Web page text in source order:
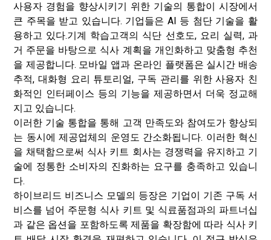
사용자 경험을 향상시키기 위한 기술의 통합이 시장에서
큰 주목을 받고 있습니다. 기업들은 AI 등 첨단 기술을 활
용하고 있다.기계 학습고객의 식단 선호도, 요리 실력, 과
거 주문을 바탕으로 식사 계획을 개인화하고 맞춤형 추천
을 제공합니다. 모바일 앱과 온라인 플랫폼은 실시간 배송
추적, 대화형 요리 튜토리얼, 구독 관리를 위한 사용자 친
화적인 인터페이스 등의 기능을 제공하면서 더욱 정교해
지고 있습니다.
이러한 기술 통합을 통해 고객 만족도와 참여도가 향상되
는 동시에 제공업체의 운영도 간소화됩니다. 이러한 혁신
을 채택함으로써 식사 키트 회사는 경쟁력을 유지하고 기
술에 정통한 소비자의 진화하는 요구를 충족하고 있습니
다.
하이브리드 비즈니스 모델의 등장은 기업이 기존 구독 서
비스를 넘어 주문형 식사 키트 및 식료품점과의 파트너십
과 같은 옵션을 포함하도록 제품을 확장함에 따라 식사 키